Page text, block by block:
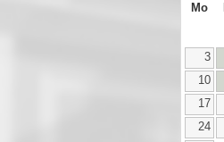
Mo
3
10
17
24